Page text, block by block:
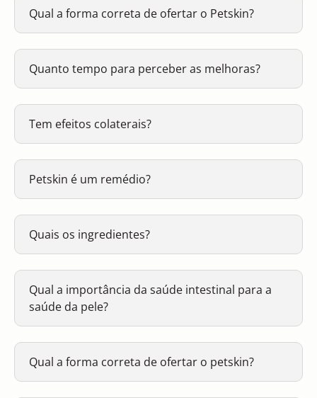
Qual a forma correta de ofertar o Petskin?
Quanto tempo para perceber as melhoras?
Tem efeitos colaterais?
Petskin é um remédio?
Quais os ingredientes?
Qual a importância da saúde intestinal para a
saúde da pele?
Qual a forma correta de ofertar o petskin?